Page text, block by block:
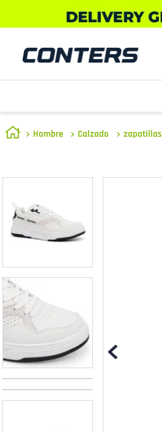
Hombre Calzado zapatillas